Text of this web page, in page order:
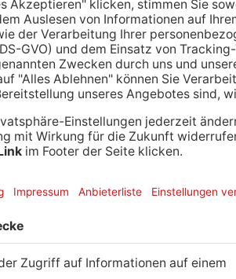
mit der Polizei geliefert.